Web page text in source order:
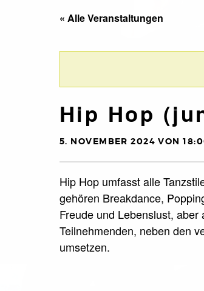
« Alle Veranstaltungen
Hip Hop
5. NOVEMBER 2024 VON
Hip Hop umfasst alle
gehören Breakdance,
Freude und Lebenslust,
Teilnehmenden, neben den
umsetzen.